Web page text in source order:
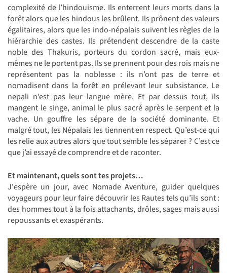
complexité de l’hindouisme. Ils enterrent leurs morts dans la
forêt alors que les hindous les brûlent. Ils prônent des valeurs
égalitaires, alors que les indo-népalais suivent les règles de la
hiérarchie des castes. Ils prétendent descendre de la caste
noble des Thakuris, porteurs du cordon sacré, mais eux-
mêmes ne le portent pas. Ils se prennent pour des rois mais ne
représentent pas la noblesse : ils n’ont pas de terre et
nomadisent dans la forêt en prélevant leur subsistance. Le
nepali n’est pas leur langue mère. Et par dessus tout, ils
mangent le singe, animal le plus sacré après le serpent et la
vache. Un gouffre les sépare de la société dominante. Et
malgré tout, les Népalais les tiennent en respect. Qu’est-ce qui
les relie aux autres alors que tout semble les séparer ? C’est ce
que j’ai essayé de comprendre et de raconter.
Et maintenant, quels sont tes projets…
J'espère un jour, avec Nomade Aventure, guider quelques
voyageurs pour leur faire découvrir les Rautes tels qu’ils sont :
des hommes tout à la fois attachants, drôles, sages mais aussi
repoussants et exaspérants.